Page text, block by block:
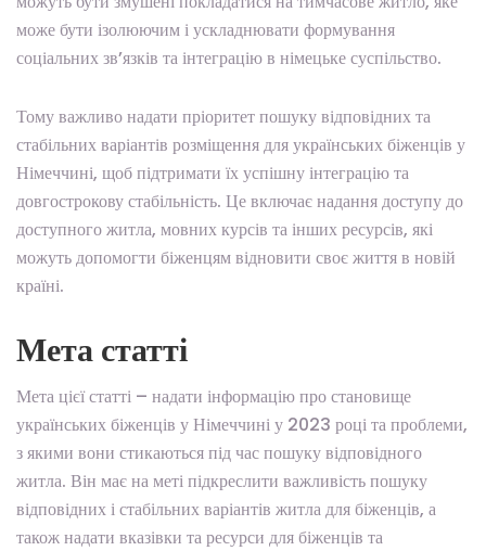
може бути ізолюючим і ускладнювати формування
соціальних зв’язків та інтеграцію в німецьке суспільство.
Тому важливо надати пріоритет пошуку відповідних та
стабільних варіантів розміщення для українських біженців у
Німеччині, щоб підтримати їх успішну інтеграцію та
довгострокову стабільність. Це включає надання доступу до
доступного житла, мовних курсів та інших ресурсів, які
можуть допомогти біженцям відновити своє життя в новій
країні.
Мета статті
Мета цієї статті – надати інформацію про становище
українських біженців у Німеччині у 2023 році та проблеми,
з якими вони стикаються під час пошуку відповідного
житла. Він має на меті підкреслити важливість пошуку
відповідних і стабільних варіантів житла для біженців, а
також надати вказівки та ресурси для біженців та